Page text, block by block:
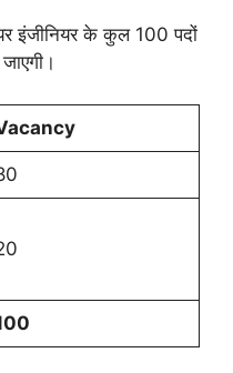
इंजीनियर के कुल 100 पदों